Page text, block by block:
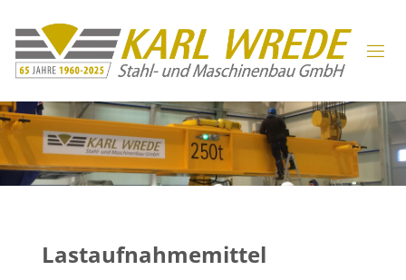
Lastaufnahmemittel